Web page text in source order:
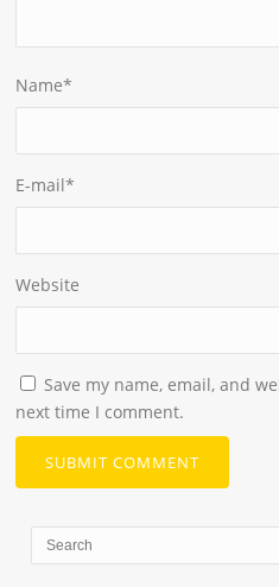
Name*
E-mail*
Website
Save my name, email, and
next time I comment.